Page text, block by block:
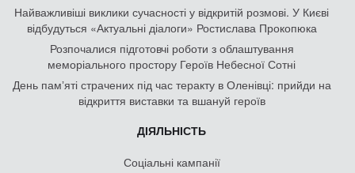
Найважливіші виклики сучасності у відкритій розмові. У Києві
відбудуться «Актуальні діалоги» Ростислава Прокопюка
Розпочалися підготовчі роботи з облаштування
меморіального простору Героїв Небесної Сотні
День памʼяті страчених під час теракту в Оленівці: прийди на
відкриття виставки та вшануй героїв
ДІЯЛЬНІСТЬ
Соціальні кампанії